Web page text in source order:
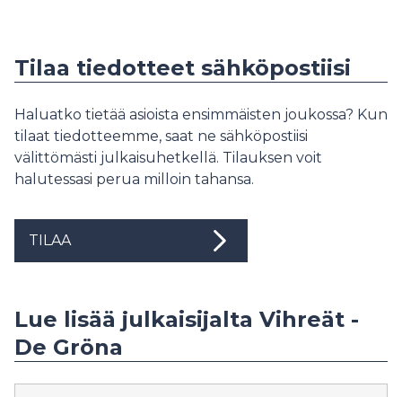
Tilaa tiedotteet sähköpostiisi
Haluatko tietää asioista ensimmäisten joukossa? Kun
tilaat tiedotteemme, saat ne sähköpostiisi
välittömästi julkaisuhetkellä. Tilauksen voit
halutessasi perua milloin tahansa.
TILAA
Lue lisää julkaisijalta Vihreät -
De Gröna